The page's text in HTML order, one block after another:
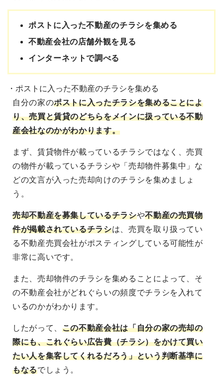
ポストに入った不動産のチラシを集める
不動産会社の店舗外観を見る
インターネットで調べる
・ポストに入った不動産のチラシを集める
自分の家のポストに入ったチラシを集めることによ
り、売買と賃貸のどちらをメインに扱っている不動
産会社なのかがわかります。
まず、賃貸物件が載っているチラシではなく、売買
の物件が載っているチラシや「売却物件募集中」な
どの文言が入った売却向けのチラシを集めましょ
う。
売却不動産を募集しているチラシや不動産の売買物
件が掲載されているチラシは、売買を取り扱ってい
る不動産売買会社がポスティングしている可能性が
非常に高いです。
また、売却物件のチラシを集めることによって、そ
の不動産会社がどれぐらいの頻度でチラシを入れて
いるのかがわかります。
したがって、 この不動産会社は「自分の家の売却の
際にも、これぐらい広告費（チラシ）をかけて買い
たい人を集客してくれるだろう」という判断基準に
もなるでしょう。